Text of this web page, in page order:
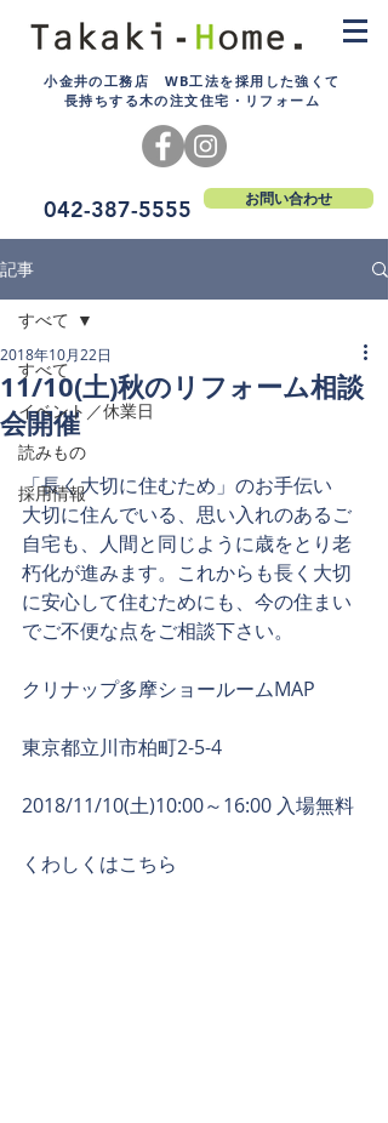
小金井の工務店 WB工法を採用した強くて
長持ちする木の注文住宅・リフォーム
042-387-5555 お問い合わせ
記事
すべて
イベント／休業日
読みもの
採用情報
すべて
11/10(土)秋のリフォーム相談
会開催
2018年10月22日
「長く大切に住むため」のお手伝い
大切に住んでいる、思い入れのあるご
自宅も、人間と同じように歳をとり老
朽化が進みます。これからも長く大切
に安心して住むためにも、今の住まい
でご不便な点をご相談下さい。
クリナップ多摩ショールームMAP
東京都立川市柏町2-5-4
2018/11/10(土)10:00～16:00 入場無料
くわしくはこちら